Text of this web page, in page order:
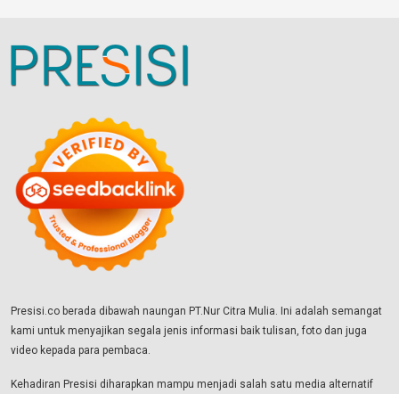
Presisi.co berada dibawah naungan PT.Nur Citra Mulia. Ini adalah semangat
kami untuk menyajikan segala jenis informasi baik tulisan, foto dan juga
video kepada para pembaca.
Kehadiran Presisi diharapkan mampu menjadi salah satu media alternatif